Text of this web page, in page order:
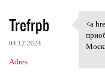
Trefrpb
04.12.2024
Adres
<a
<a